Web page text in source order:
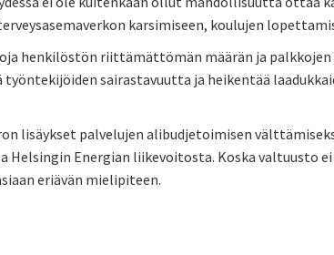
karsimiseen, koulujen
henkilöstön riittämättömän määrän ja palkkojen
sairastavuutta ja heikentää
lisäykset palvelujen alibudjetoimisen
Helsingin Energian liikevoitosta. Koska valtuusto
eriävän mielipiteen.